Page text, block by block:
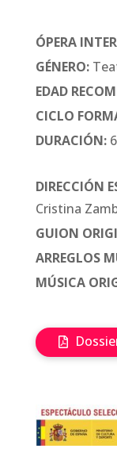
ÓPERA
GÉNERO:
EDAD
CICLO
DURACIÓN:
DIRECCIÓN
Cristina
GUION
ARREGLOS
MÚSICA